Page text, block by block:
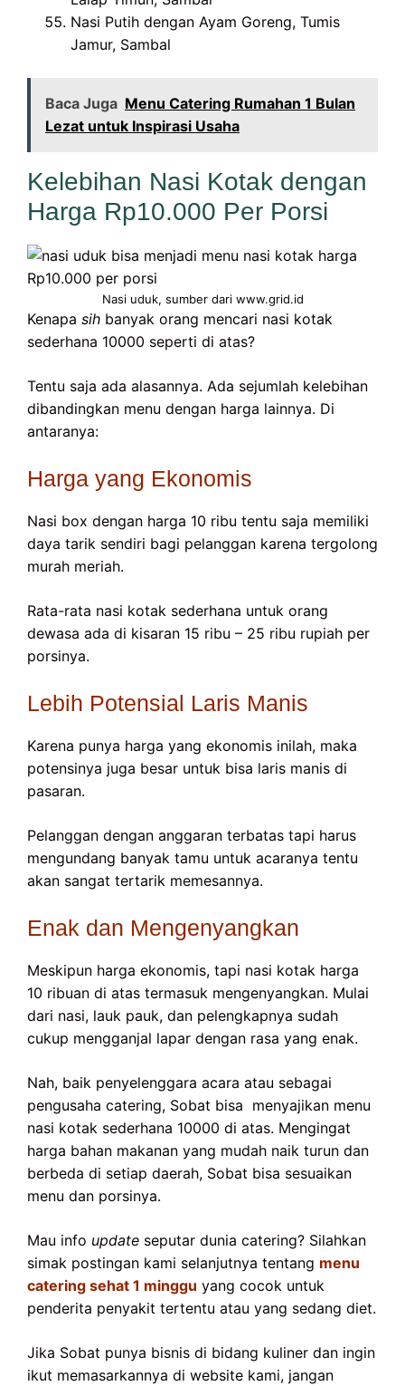
Nasi Putih dengan Ayam Goreng, Tumis
Jamur, Sambal
Baca Juga Menu Catering Rumahan 1 Bulan
Lezat untuk Inspirasi Usaha
Kelebihan Nasi Kotak dengan
Harga Rp10.000 Per Porsi
Nasi uduk, sumber dari www.grid.id
Kenapa sih banyak orang mencari nasi kotak
sederhana 10000 seperti di atas?
Tentu saja ada alasannya. Ada sejumlah kelebihan
dibandingkan menu dengan harga lainnya. Di
antaranya:
Harga yang Ekonomis
Nasi box dengan harga 10 ribu tentu saja memiliki
daya tarik sendiri bagi pelanggan karena tergolong
murah meriah.
Rata-rata nasi kotak sederhana untuk orang
dewasa ada di kisaran 15 ribu – 25 ribu rupiah per
porsinya.
Lebih Potensial Laris Manis
Karena punya harga yang ekonomis inilah, maka
potensinya juga besar untuk bisa laris manis di
pasaran.
Pelanggan dengan anggaran terbatas tapi harus
mengundang banyak tamu untuk acaranya tentu
akan sangat tertarik memesannya.
Enak dan Mengenyangkan
Meskipun harga ekonomis, tapi nasi kotak harga
10 ribuan di atas termasuk mengenyangkan. Mulai
dari nasi, lauk pauk, dan pelengkapnya sudah
cukup mengganjal lapar dengan rasa yang enak.
Nah, baik penyelenggara acara atau sebagai
pengusaha catering, Sobat bisa menyajikan menu
nasi kotak sederhana 10000 di atas. Mengingat
harga bahan makanan yang mudah naik turun dan
berbeda di setiap daerah, Sobat bisa sesuaikan
menu dan porsinya.
Mau info update seputar dunia catering? Silahkan
simak postingan kami selanjutnya tentang menu
catering sehat 1 minggu yang cocok untuk
penderita penyakit tertentu atau yang sedang diet.
Jika Sobat punya bisnis di bidang kuliner dan ingin
ikut memasarkannya di website kami, jangan